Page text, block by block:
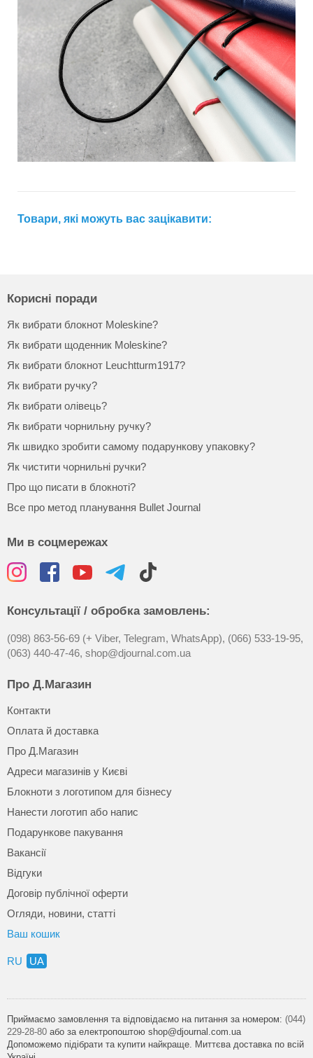
Товари, які можуть вас зацікавити:
Корисні поради
Як вибрати блокнот Moleskine?
Як вибрати щоденник Moleskine?
Як вибрати блокнот Leuchtturm1917?
Як вибрати ручку?
Як вибрати олівець?
Як вибрати чорнильну ручку?
Як швидко зробити самому подарункову упаковку?
Як чистити чорнильні ручки?
Про що писати в блокноті?
Все про метод планування Bullet Journal
Ми в соцмережах
Консультації / обробка замовлень:
(098) 863-56-69 (+ Viber, Telegram, WhatsApp), (066) 533-19-95,
(063) 440-47-46, shop@djournal.com.ua
Про Д.Магазин
Контакти
Оплата й доставка
Про Д.Магазин
Адреси магазинів у Києві
Блокноти з логотипом для бізнесу
Нанести логотип або напис
Подарункове пакування
Вакансії
Відгуки
Договір публічної оферти
Огляди, новини, статті
Ваш кошик
RU UA
Приймаємо замовлення та відповідаємо на питання за номером: (044)
229-28-80 або за електропоштою shop@djournal.com.ua
Допоможемо підібрати та купити найкраще. Миттєва доставка по всій